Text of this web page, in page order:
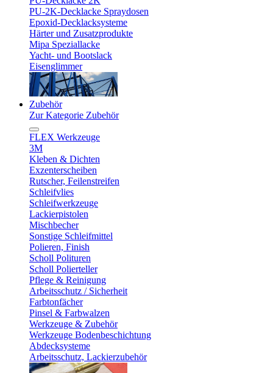
PU-2K-Decklacke Spraydosen
Epoxid-Decklacksysteme
Härter und Zusatzprodukte
Mipa Speziallacke
Yacht- und Bootslack
Eisenglimmer
Zubehör
Zur Kategorie Zubehör
FLEX Werkzeuge
3M
Kleben & Dichten
Exzenterscheiben
Rutscher, Feilenstreifen
Schleifvlies
Schleifwerkzeuge
Lackierpistolen
Mischbecher
Sonstige Schleifmittel
Polieren, Finish
Scholl Polituren
Scholl Polierteller
Pflege & Reinigung
Arbeitsschutz / Sicherheit
Farbtonfächer
Pinsel & Farbwalzen
Werkzeuge & Zubehör
Werkzeuge Bodenbeschichtung
Abdecksysteme
Arbeitsschutz, Lackierzubehör